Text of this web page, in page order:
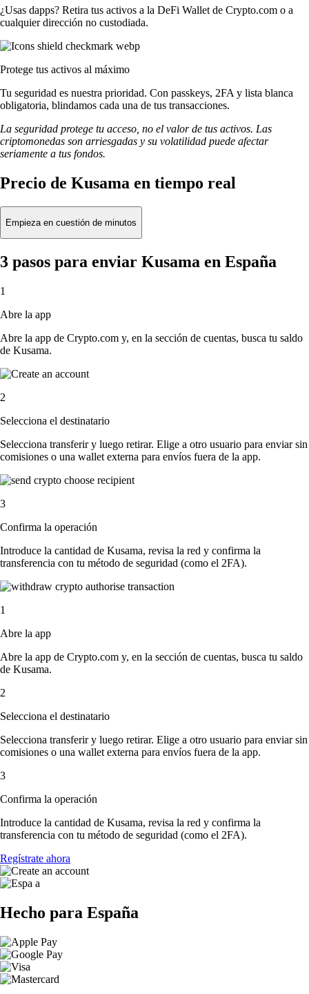
¿Usas dapps? Retira tus activos a la DeFi Wallet de Crypto.com o a
cualquier dirección no custodiada.
Protege tus activos al máximo
Tu seguridad es nuestra prioridad. Con passkeys, 2FA y lista blanca
obligatoria, blindamos cada una de tus transacciones.
La seguridad protege tu acceso, no el valor de tus activos. Las
criptomonedas son arriesgadas y su volatilidad puede afectar
seriamente a tus fondos.
Precio de Kusama en tiempo real
Empieza en cuestión de minutos
3 pasos para enviar Kusama en España
1
Abre la app
Abre la app de Crypto.com y, en la sección de cuentas, busca tu saldo
de Kusama.
2
Selecciona el destinatario
Selecciona transferir y luego retirar. Elige a otro usuario para enviar sin
comisiones o una wallet externa para envíos fuera de la app.
3
Confirma la operación
Introduce la cantidad de Kusama, revisa la red y confirma la
transferencia con tu método de seguridad (como el 2FA).
1
Abre la app
Abre la app de Crypto.com y, en la sección de cuentas, busca tu saldo
de Kusama.
2
Selecciona el destinatario
Selecciona transferir y luego retirar. Elige a otro usuario para enviar sin
comisiones o una wallet externa para envíos fuera de la app.
3
Confirma la operación
Introduce la cantidad de Kusama, revisa la red y confirma la
transferencia con tu método de seguridad (como el 2FA).
Regístrate ahora
Hecho para España